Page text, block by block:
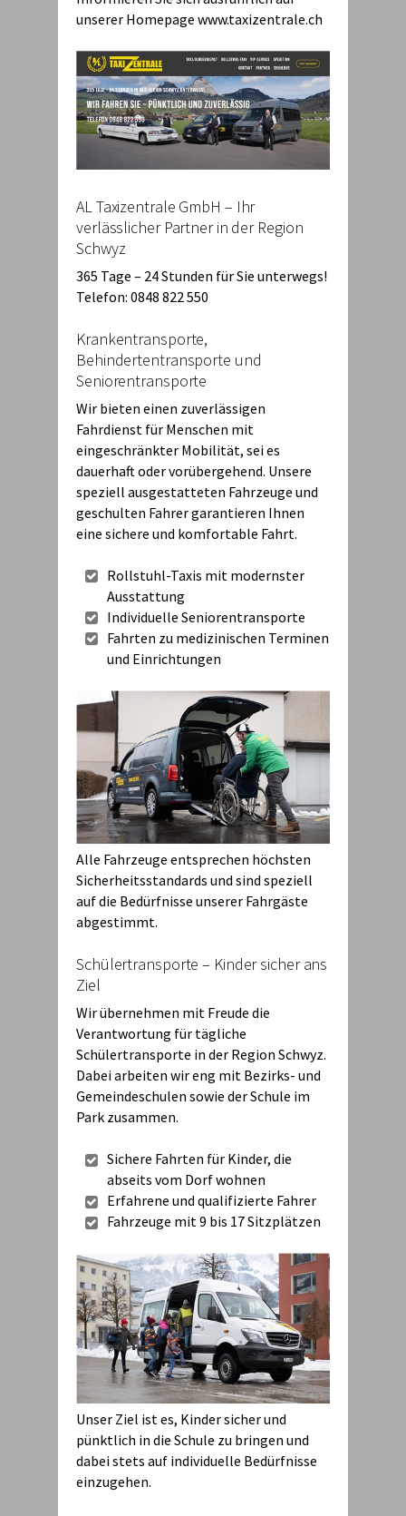
unserer Homepage www.taxizentrale.ch
AL Taxizentrale GmbH – Ihr
verlässlicher Partner in der Region
Schwyz
365 Tage – 24 Stunden für Sie unterwegs!
Telefon: 0848 822 550
Krankentransporte,
Behindertentransporte und
Seniorentransporte
Wir bieten einen zuverlässigen
Fahrdienst für Menschen mit
eingeschränkter Mobilität, sei es
dauerhaft oder vorübergehend. Unsere
speziell ausgestatteten Fahrzeuge und
geschulten Fahrer garantieren Ihnen
eine sichere und komfortable Fahrt.
Rollstuhl-Taxis mit modernster
Ausstattung
Individuelle Seniorentransporte
Fahrten zu medizinischen Terminen
und Einrichtungen
Alle Fahrzeuge entsprechen höchsten
Sicherheitsstandards und sind speziell
auf die Bedürfnisse unserer Fahrgäste
abgestimmt.
Schülertransporte – Kinder sicher ans
Ziel
Wir übernehmen mit Freude die
Verantwortung für tägliche
Schülertransporte in der Region Schwyz.
Dabei arbeiten wir eng mit Bezirks- und
Gemeindeschulen sowie der Schule im
Park zusammen.
Sichere Fahrten für Kinder, die
abseits vom Dorf wohnen
Erfahrene und qualifizierte Fahrer
Fahrzeuge mit 9 bis 17 Sitzplätzen
Unser Ziel ist es, Kinder sicher und
pünktlich in die Schule zu bringen und
dabei stets auf individuelle Bedürfnisse
einzugehen.